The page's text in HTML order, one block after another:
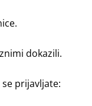
dokazili.
prijavljate: